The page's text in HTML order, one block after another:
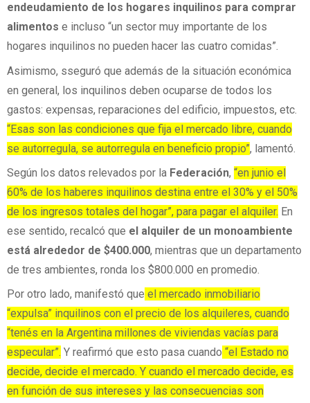
endeudamiento de los hogares inquilinos para comprar
alimentos e incluso “un sector muy importante de los
hogares inquilinos no pueden hacer las cuatro comidas”.
Asimismo, sseguró que además de la situación económica
en general, los inquilinos deben ocuparse de todos los
gastos: expensas, reparaciones del edificio, impuestos, etc.
“Esas son las condiciones que fija el mercado libre, cuando
se autorregula, se autorregula en beneficio propio”, lamentó.
Según los datos relevados por la Federación, “en junio el
60% de los haberes inquilinos destina entre el 30% y el 50%
de los ingresos totales del hogar”, para pagar el alquiler. En
ese sentido, recalcó que el alquiler de un monoambiente
está alrededor de $400.000, mientras que un departamento
de tres ambientes, ronda los $800.000 en promedio.
Por otro lado, manifestó que el mercado inmobiliario
“expulsa” inquilinos con el precio de los alquileres, cuando
“tenés en la Argentina millones de viviendas vacías para
especular”. Y reafirmó que esto pasa cuando “el Estado no
decide, decide el mercado. Y cuando el mercado decide, es
en función de sus intereses y las consecuencias son